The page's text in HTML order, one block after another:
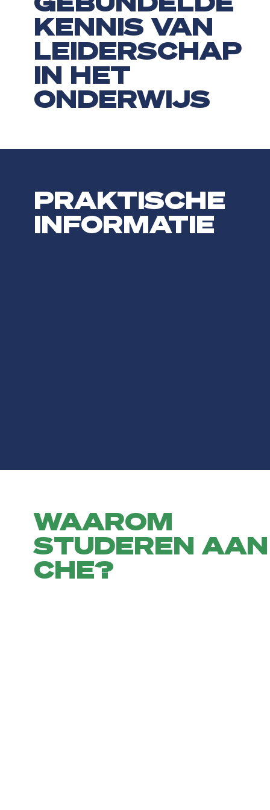
De opleiding Schoolleider Basisbekwaam heeft de erkenning Cedeo.
Waar wordt de opleiding Schoolleider Basisbekwaam
De opleiding Schoolleider Basisbekwaam wordt aangeboden aan de
KENNIS VAN
LEIDERSCHAP
IN HET
ONDERWIJS
PRAKTISCHE
INFORMATIE
WAAROM
STUDEREN
CHE?